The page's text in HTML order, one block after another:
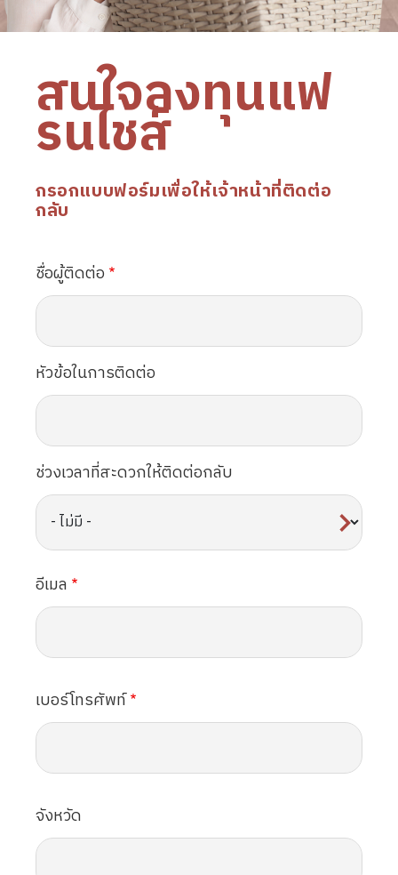
สนใจลงทุนแฟ
รนไชส์
กรอกแบบฟอร์มเพื่อให้เจ้าหน้าที่ติดต่อ
กลับ
ชื่อผู้ติดต่อ
หัวข้อในการติดต่อ
ช่วงเวลาที่สะดวกให้ติดต่อกลับ
อีเมล
เบอร์โทรศัพท์
จังหวัด